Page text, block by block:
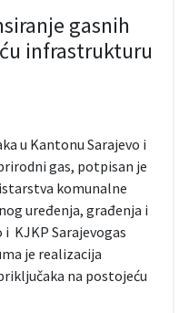
gasnih
infrastrukturu
u Kantonu Sarajevo i
gas, potpisan je
komunalne
uređenja, građenja i
KJKP Sarajevogas
je realizacija
na postojeću